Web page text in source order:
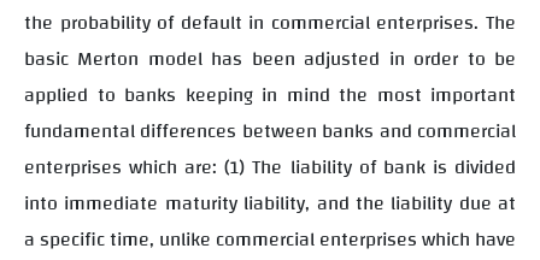
the probability of default in commercial enterprises. The
basic Merton model has been adjusted in order to be
applied to banks keeping in mind the most important
fundamental differences between banks and commercial
enterprises which are: (1) The liability of bank is divided
into immediate maturity liability, and the liability due at
a specific time, unlike commercial enterprises which have